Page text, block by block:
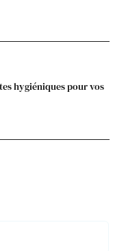
hygiéniques pour vos